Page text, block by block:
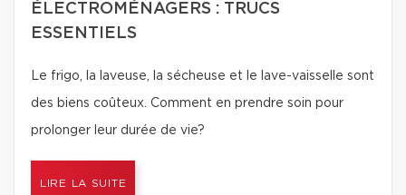
ÉLECTROMÉNAGERS : TRUCS
ESSENTIELS
Le frigo, la laveuse, la sécheuse et le lave-vaisselle sont
des biens coûteux. Comment en prendre soin pour
prolonger leur durée de vie?
LIRE LA SUITE